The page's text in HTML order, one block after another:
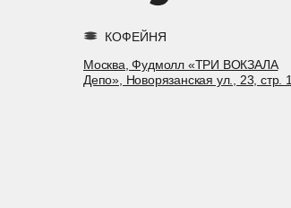
Москва, Фудмолл «ТРИ ВОКЗАЛА
Депо», Новорязанская ул., 23, стр. 1
КОФЕЙНЯ